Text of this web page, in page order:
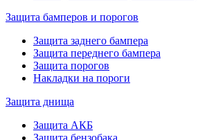
Защита бамперов и порогов
Защита заднего бампера
Защита переднего бампера
Защита порогов
Накладки на пороги
Защита днища
Защита АКБ
Защита бензобака